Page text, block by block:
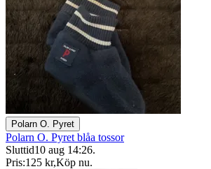
Polarn O. Pyret
Polarn O. Pyret blåa tossor
Sluttid10 aug 14:26.
Pris:125 kr,Köp nu.